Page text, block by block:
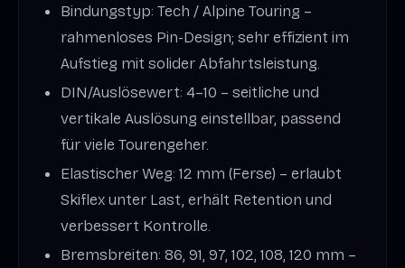
Bindungstyp: Tech / Alpine Touring –
rahmenloses Pin-Design; sehr effizient im
Aufstieg mit solider Abfahrtsleistung.
DIN/Auslösewert: 4–10 – seitliche und
vertikale Auslösung einstellbar, passend
für viele Tourengeher.
Elastischer Weg: 12 mm (Ferse) – erlaubt
Skiflex unter Last, erhält Retention und
verbessert Kontrolle.
Bremsbreiten: 86, 91, 97, 102, 108, 120 mm –